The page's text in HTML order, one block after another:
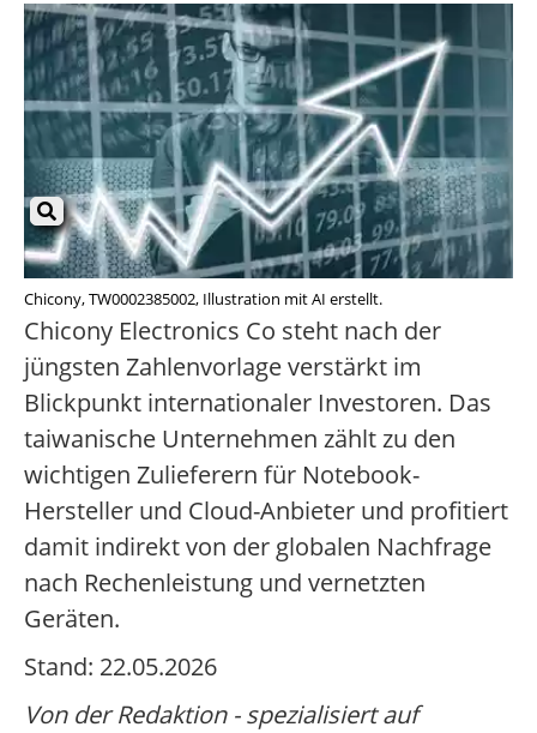
Chicony, TW0002385002, Illustration mit AI erstellt.
Chicony Electronics Co steht nach der
jüngsten Zahlenvorlage verstärkt im
Blickpunkt internationaler Investoren. Das
taiwanische Unternehmen zählt zu den
wichtigen Zulieferern für Notebook-
Hersteller und Cloud-Anbieter und profitiert
damit indirekt von der globalen Nachfrage
nach Rechenleistung und vernetzten
Geräten.
Stand: 22.05.2026
Von der Redaktion - spezialisiert auf